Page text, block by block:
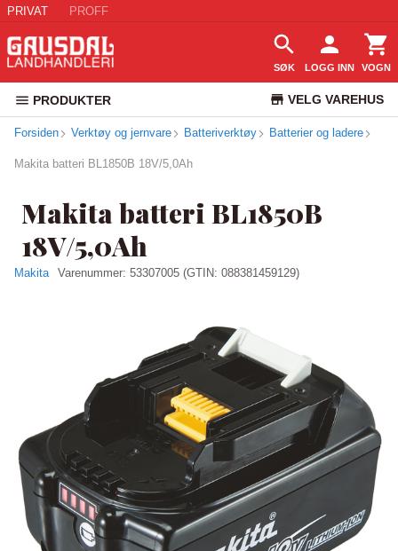
PRIVAT PROFF
SØK LOGG INN VOGN
PRODUKTER VELG VAREHUS
KUNDESERVICE
Forsiden Verktøy og jernvare Batteriverktøy Batterier og ladere
Makita batteri BL1850B 18V/5,0Ah
Makita batteri BL1850B
18V/5,0Ah
Makita Varenummer: 53307005 (GTIN: 088381459129)